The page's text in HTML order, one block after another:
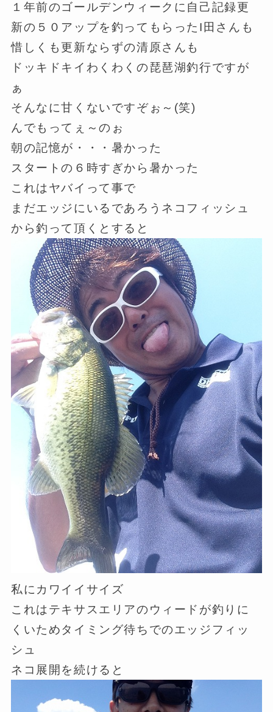
１年前のゴールデンウィークに自己記録更
新の５０アップを釣ってもらったI田さんも
惜しくも更新ならずの清原さんも
ドッキドキイわくわくの琵琶湖釣行ですが
ぁ
そんなに甘くないですぞぉ～(笑)
んでもってぇ～のぉ
朝の記憶が・・・暑かった
スタートの６時すぎから暑かった
これはヤバイって事で
まだエッジにいるであろうネコフィッシュ
から釣って頂くとすると
私にカワイイサイズ
これはテキサスエリアのウィードが釣りに
くいためタイミング待ちでのエッジフィッ
シュ
ネコ展開を続けると